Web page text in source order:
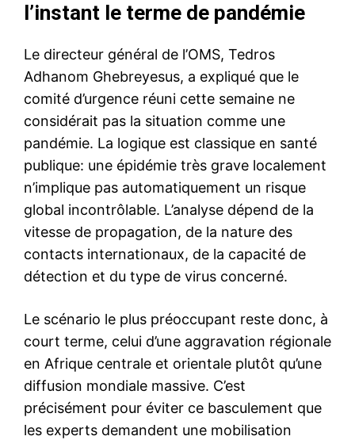
l’instant le terme de pandémie
Le directeur général de l’OMS, Tedros
Adhanom Ghebreyesus, a expliqué que le
comité d’urgence réuni cette semaine ne
considérait pas la situation comme une
pandémie. La logique est classique en santé
publique: une épidémie très grave localement
n’implique pas automatiquement un risque
global incontrôlable. L’analyse dépend de la
vitesse de propagation, de la nature des
contacts internationaux, de la capacité de
détection et du type de virus concerné.
Le scénario le plus préoccupant reste donc, à
court terme, celui d’une aggravation régionale
en Afrique centrale et orientale plutôt qu’une
diffusion mondiale massive. C’est
précisément pour éviter ce basculement que
les experts demandent une mobilisation